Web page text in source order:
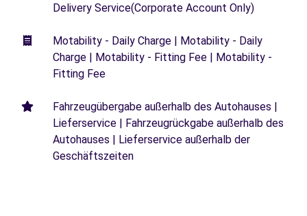
Delivery Service(Corporate Account Only)
Motability - Daily Charge | Motability - Daily
Charge | Motability - Fitting Fee | Motability -
Fitting Fee
Fahrzeugübergabe außerhalb des Autohauses |
Lieferservice | Fahrzeugrückgabe außerhalb des
Autohauses | Lieferservice außerhalb der
Geschäftszeiten